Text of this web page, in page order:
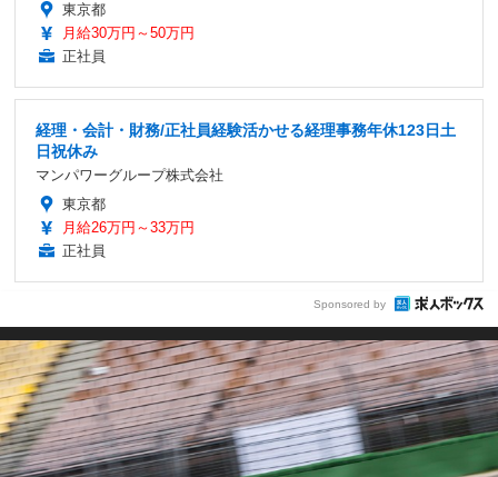
東京都
月給30万円～50万円
正社員
経理・会計・財務/正社員経験活かせる経理事務年休123日土
日祝休み
マンパワーグループ株式会社
東京都
月給26万円～33万円
正社員
Sponsored by